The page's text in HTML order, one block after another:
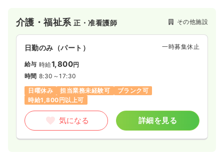
介護・福祉系正・准看護師 その他施設
日勤のみ（パート） 一時募集休止
給与 時給1,800円
時間 8:30～17:30
日曜休み
担当業務未経験可
ブランク可
時給1,800円以上可
気になる 詳細を見る